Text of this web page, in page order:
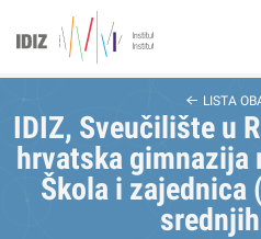
LISTA
IDIZ, Sveučilište u
hrvatska gimnazija
Škola i zajednica